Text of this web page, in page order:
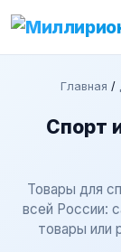
Главная /
Спорт
Товары для
всей России:
товары или